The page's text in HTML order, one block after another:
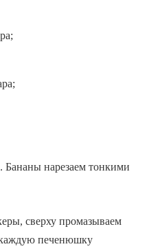
Бананы нарезаем тонкими
сверху промазываем
печенюшку